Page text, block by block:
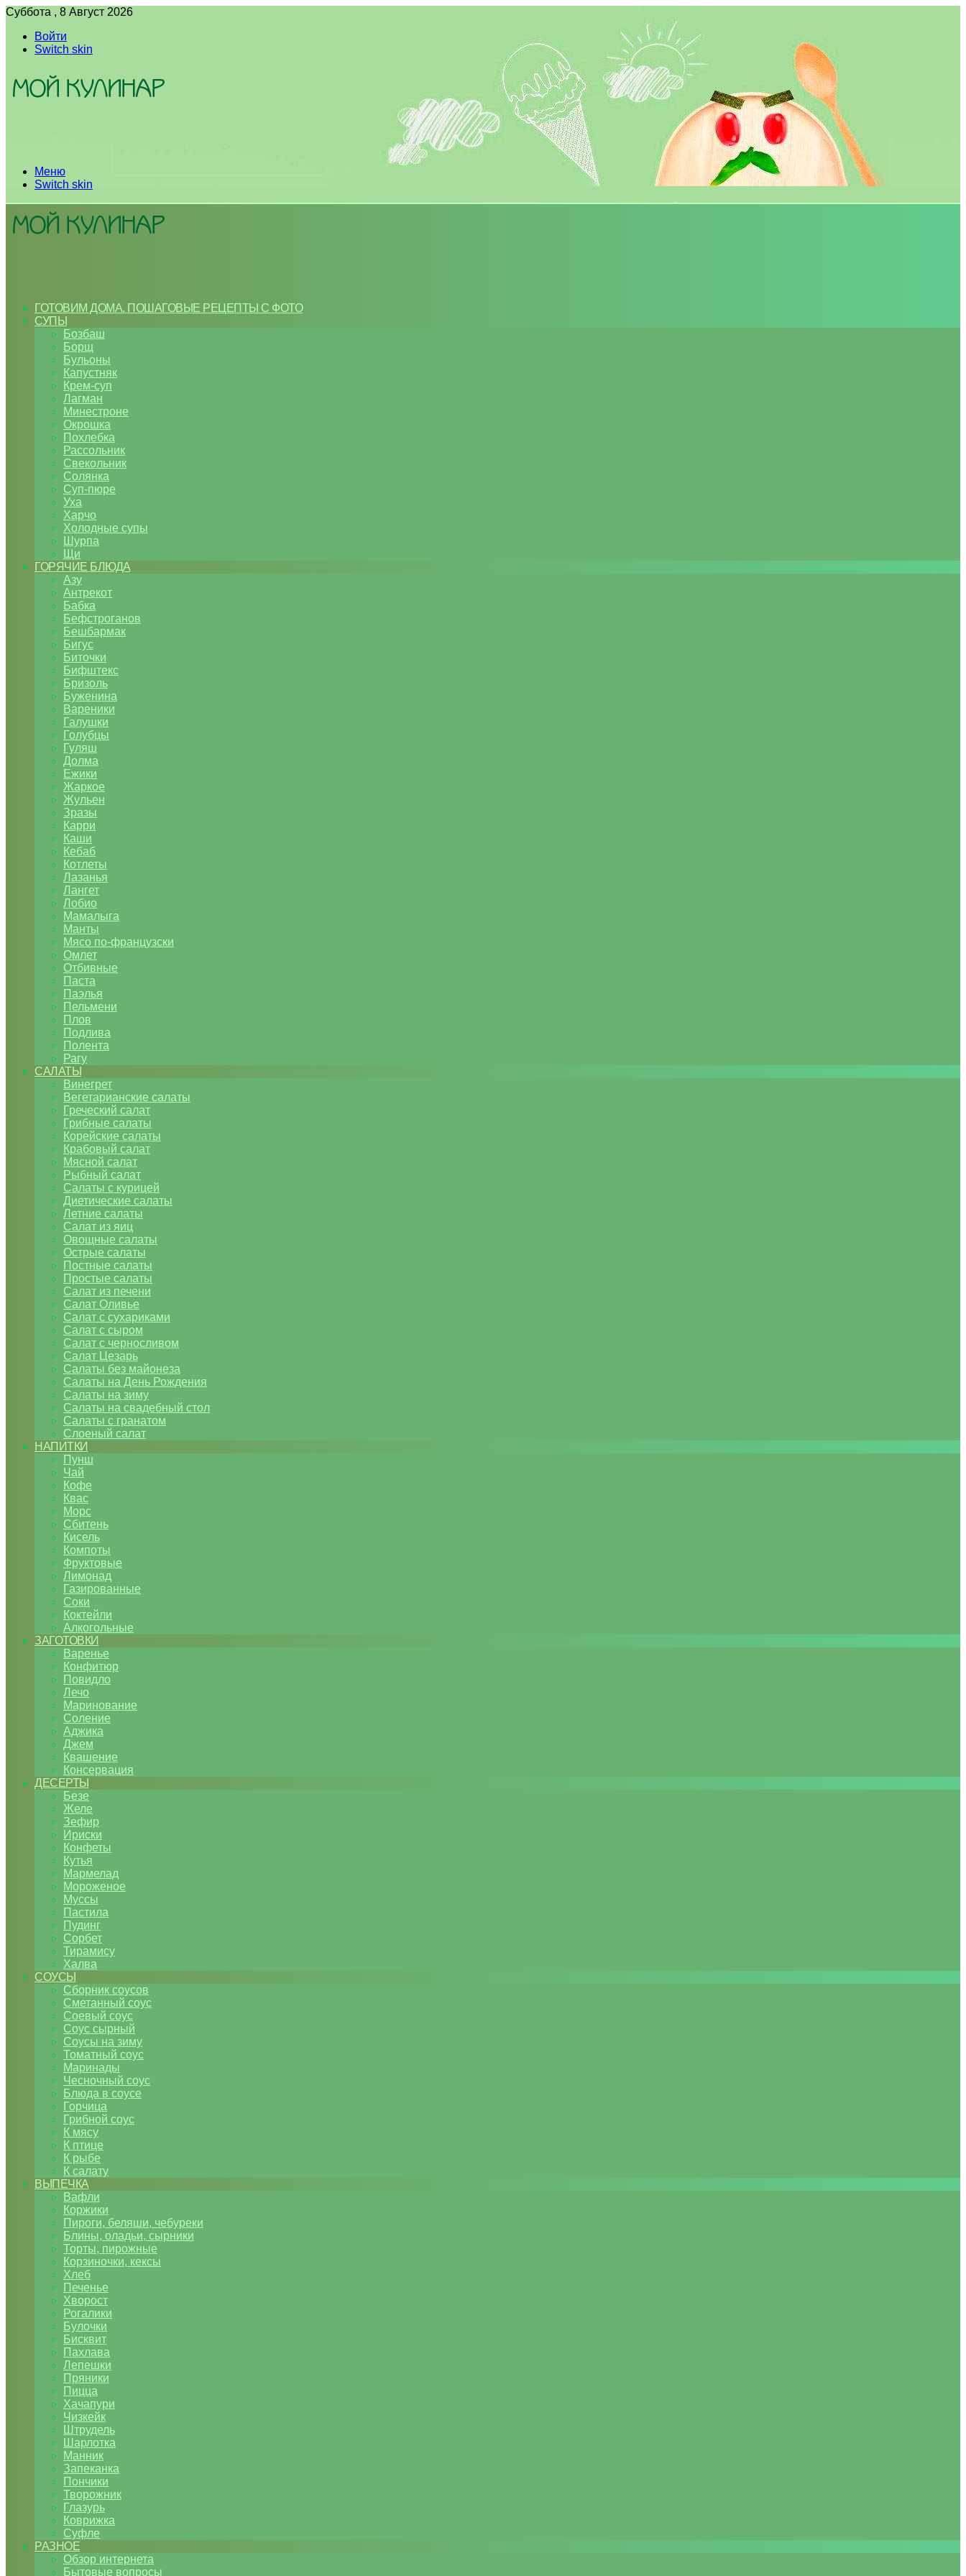
Суббота , 8 Август 2026
Войти
Switch skin
Меню
Switch skin
ГОТОВИМ ДОМА. ПОШАГОВЫЕ РЕЦЕПТЫ С ФОТО
СУПЫ
Бозбаш
Борщ
Бульоны
Капустняк
Крем-суп
Лагман
Минестроне
Окрошка
Похлебка
Рассольник
Свекольник
Солянка
Суп-пюре
Уха
Харчо
Холодные супы
Шурпа
Щи
ГОРЯЧИЕ БЛЮДА
Азу
Антрекот
Бабка
Бефстроганов
Бешбармак
Бигус
Биточки
Бифштекс
Бризоль
Буженина
Вареники
Галушки
Голубцы
Гуляш
Долма
Ежики
Жаркое
Жульен
Зразы
Карри
Каши
Кебаб
Котлеты
Лазанья
Лангет
Лобио
Мамалыга
Манты
Мясо по-французски
Омлет
Отбивные
Паста
Паэлья
Пельмени
Плов
Подлива
Полента
Рагу
САЛАТЫ
Винегрет
Вегетарианские салаты
Греческий салат
Грибные салаты
Корейские салаты
Крабовый салат
Мясной салат
Рыбный салат
Салаты с курицей
Диетические салаты
Летние салаты
Салат из яиц
Овощные салаты
Острые салаты
Постные салаты
Простые салаты
Салат из печени
Салат Оливье
Салат с сухариками
Салат с сыром
Салат с черносливом
Салат Цезарь
Салаты без майонеза
Салаты на День Рождения
Салаты на зиму
Салаты на свадебный стол
Салаты с гранатом
Слоеный салат
НАПИТКИ
Пунш
Чай
Кофе
Квас
Морс
Сбитень
Кисель
Компоты
Фруктовые
Лимонад
Газированные
Соки
Коктейли
Алкогольные
ЗАГОТОВКИ
Варенье
Конфитюр
Повидло
Лечо
Маринование
Соление
Аджика
Джем
Квашение
Консервация
ДЕСЕРТЫ
Безе
Желе
Зефир
Ириски
Конфеты
Кутья
Мармелад
Мороженое
Муссы
Пастила
Пудинг
Сорбет
Тирамису
Халва
СОУСЫ
Сборник соусов
Сметанный соус
Соевый соус
Соус сырный
Соусы на зиму
Томатный соус
Маринады
Чесночный соус
Блюда в соусе
Горчица
Грибной соус
К мясу
К птице
К рыбе
К салату
ВЫПЕЧКА
Вафли
Коржики
Пироги, беляши, чебуреки
Блины, оладьи, сырники
Торты, пирожные
Корзиночки, кексы
Хлеб
Печенье
Хворост
Рогалики
Булочки
Бисквит
Пахлава
Лепешки
Пряники
Пицца
Хачапури
Чизкейк
Штрудель
Шарлотка
Манник
Запеканка
Пончики
Творожник
Глазурь
Коврижка
Суфле
РАЗНОЕ
Обзор интернета
Бытовые вопросы